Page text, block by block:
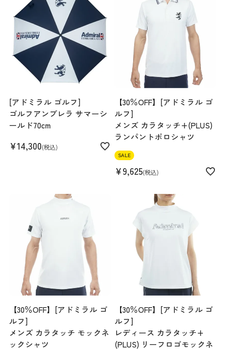
[アドミラル ゴルフ]
ゴルフアンブレラ サマーシ
ールド70cm
¥14,300 税込
【30％OFF】[アドミラル ゴ
ルフ]
メンズ カラタッチ+(PLUS)
ランパントポロシャツ
SALE
¥9,625 税込
【30％OFF】[アドミラル ゴ
ルフ]
メンズ カラタッチ モックネ
ックシャツ
【30％OFF】[アドミラル ゴ
ルフ]
レディース カラタッチ+
(PLUS) リーフロゴモックネ